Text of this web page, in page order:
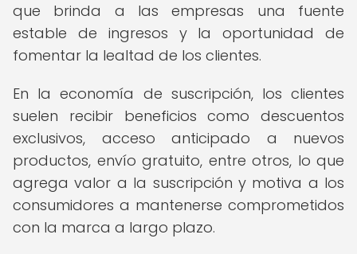
que brinda a las empresas una fuente
estable de ingresos y la oportunidad de
fomentar la lealtad de los clientes.
En la economía de suscripción, los clientes
suelen recibir beneficios como descuentos
exclusivos, acceso anticipado a nuevos
productos, envío gratuito, entre otros, lo que
agrega valor a la suscripción y motiva a los
consumidores a mantenerse comprometidos
con la marca a largo plazo.